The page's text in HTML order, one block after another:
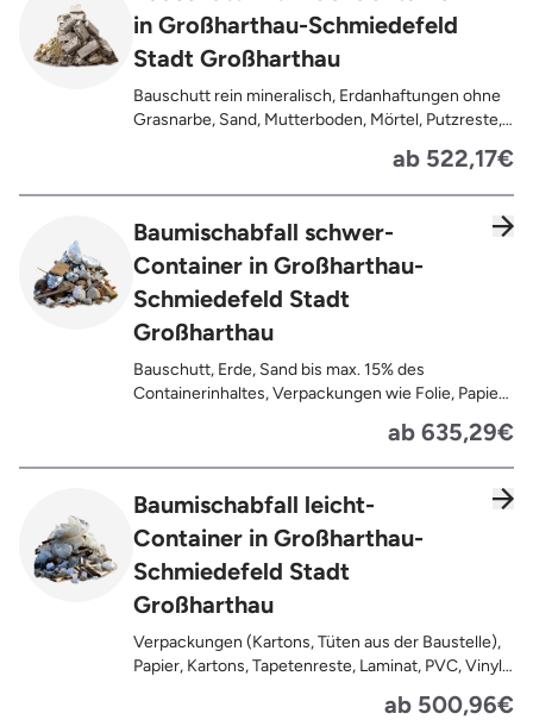
in Großharthau-Schmiedefeld
Stadt Großharthau
Bauschutt rein mineralisch, Erdanhaftungen ohne
Grasnarbe, Sand, Mutterboden, Mörtel, Putzreste,
ab 522,17€
Baumischabfall schwer-
Container in Großharthau-
Schmiedefeld Stadt
Großharthau
Bauschutt, Erde, Sand bis max. 15% des
Containerinhaltes, Verpackungen wie Folie, Papier,
Kunststoffe, Gummi, Styropor, Holz (z.B.
Teppiche, Gardinen, Gipswände/
Trockenbauwände, Metalle, Bleche, Rohre, Kabel,
Türen für den Innenbereich, Restentleerte
Gebinde wie Dosen, Fässer, Eimer,
Sauerkrautplatten
ab 635,29€
Baumischabfall leicht-
Container in Großharthau-
Schmiedefeld Stadt
Großharthau
Verpackungen (Kartons, Tüten aus der Baustelle),
Papier, Kartons, Tapetenreste, Laminat, PVC, Vinyl,
Kunststoffe, Folien, Gummi, Styropor, Holz (z.B.
Spanplatten, Bauholz, Paletten), Textilien wie
ab 500,96€